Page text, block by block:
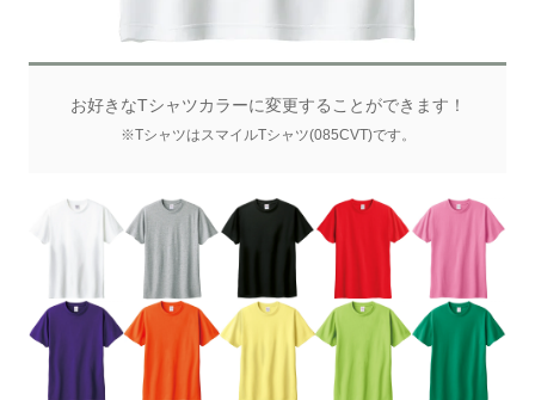
お好きなTシャツカラーに変更することができます！
※TシャツはスマイルTシャツ(085CVT)です。